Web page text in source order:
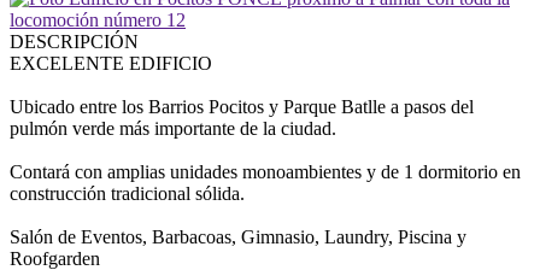
DESCRIPCIÓN
EXCELENTE EDIFICIO
Ubicado entre los Barrios Pocitos y Parque Batlle a pasos del
pulmón verde más importante de la ciudad.
Contará con amplias unidades monoambientes y de 1 dormitorio en
construcción tradicional sólida.
Salón de Eventos, Barbacoas, Gimnasio, Laundry, Piscina y
Roofgarden